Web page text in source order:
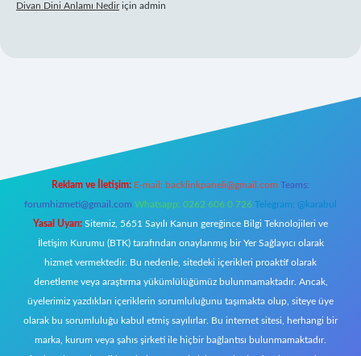
Divan Dini Anlamı Nediriçin admin
Reklam ve İletişim: E-mail: backlinkpaneli@gmail.com Teams:
forumhizmeti@gmail.com Whatsapp: 0262 606 0 726 Telegram: @karabul
Yasal Uyarı: Sitemiz, 5651 Sayılı Kanun gereğince Bilgi Teknolojileri ve
İletişim Kurumu (BTK) tarafından onaylanmış bir Yer Sağlayıcı olarak
hizmet vermektedir. Bu nedenle, sitedeki içerikleri proaktif olarak
denetleme veya araştırma yükümlülüğümüz bulunmamaktadır. Ancak,
üyelerimiz yazdıkları içeriklerin sorumluluğunu taşımakta olup, siteye üye
olarak bu sorumluluğu kabul etmiş sayılırlar. Bu internet sitesi, herhangi bir
marka, kurum veya şahıs şirketi ile hiçbir bağlantısı bulunmamaktadır.